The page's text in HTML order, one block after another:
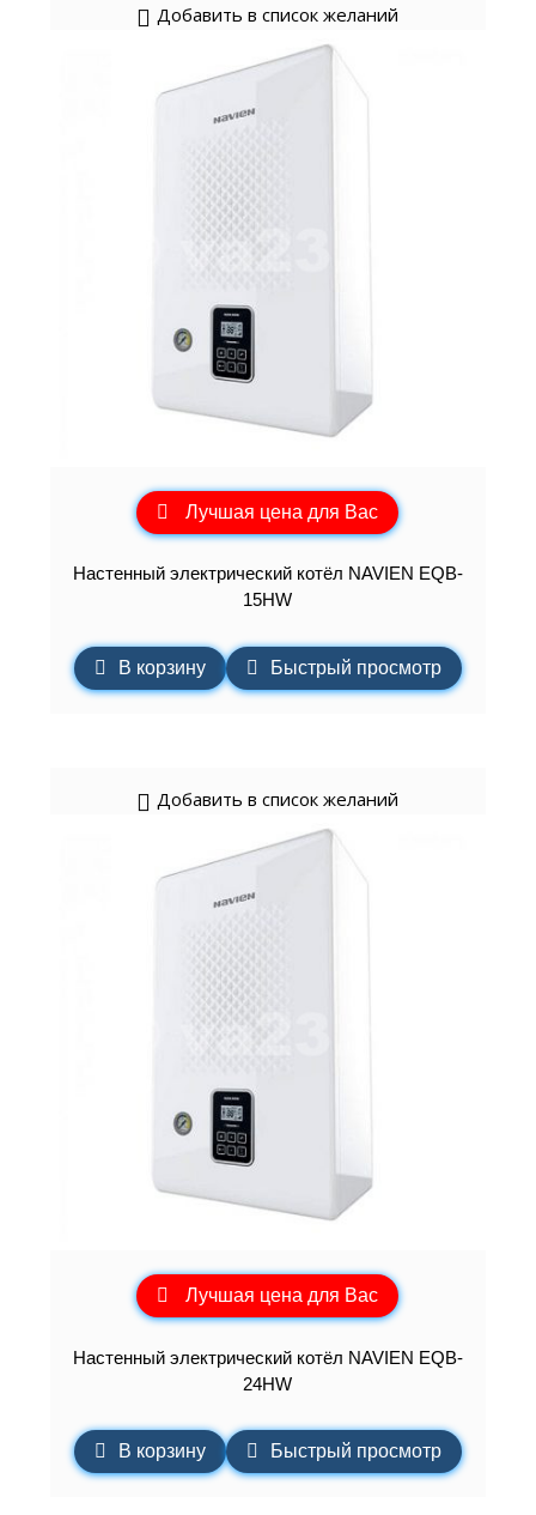
Добавить в список желаний
Лучшая цена для Вас
Настенный электрический котёл NAVIEN EQB-
15HW
В корзину Быстрый просмотр
Добавить в список желаний
Лучшая цена для Вас
Настенный электрический котёл NAVIEN EQB-
24HW
В корзину Быстрый просмотр